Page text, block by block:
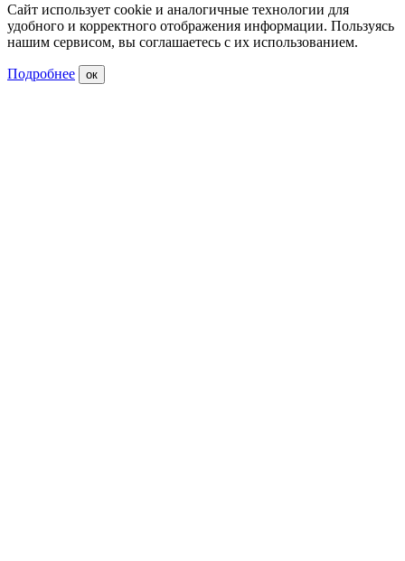
Сайт использует cookie и аналогичные технологии для
удобного и корректного отображения информации. Пользуясь
нашим сервисом, вы соглашаетесь с их использованием.
Подробнее ок